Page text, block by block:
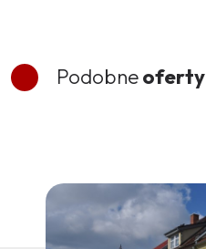
Podobneoferty
Dodaj do ulubionych